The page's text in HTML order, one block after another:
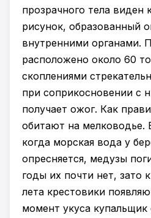
прозрачного тела виден
рисунок, образованный
внутренними органами.
расположено около 60
скоплениями
при соприкосновении с
получает ожог. Как
обитают на
когда морская вода у
опресняется, медузы
годы их почти нет, зато
лета крестовики
момент укуса